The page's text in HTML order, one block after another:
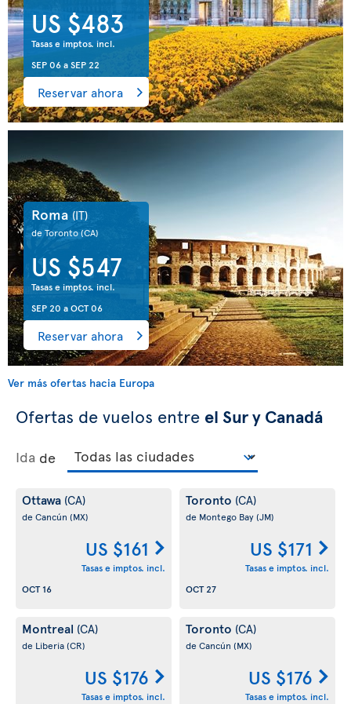
US $483
Tasas e imptos. incl.
SEP 06aSEP 22
Reservar ahora
Roma (IT)
de Toronto(CA)
US $547
Tasas e imptos. incl.
SEP 20 aOCT 06
Reservar ahora
Ver más ofertas hacia Europa
Ofertas de vuelos entre el Sur y Canadá
Ida de
Ottawa (CA)
de Cancún (MX)
US $161
Tasas e imptos. incl.
OCT 16
Toronto (CA)
de Montego Bay(JM)
US $171
Tasas e imptos. incl.
OCT 27
Montreal (CA)
de Liberia(CR)
US $176
Tasas e imptos. incl.
Toronto (CA)
de Cancún (MX)
US $176
Tasas e imptos. incl.